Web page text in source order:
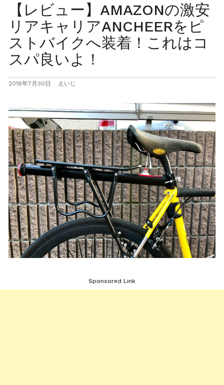
【レビュー】AMAZONの激安
リアキャリアANCHEERをピ
ストバイクへ装着！これはコ
スパ良いよ！
2018年7月30日 えいじ
Sponsored Link